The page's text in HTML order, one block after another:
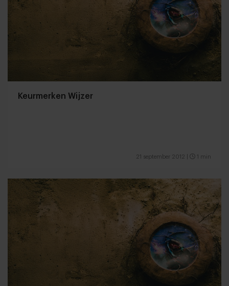
Keurmerken Wijzer
21 september 2012 1 min